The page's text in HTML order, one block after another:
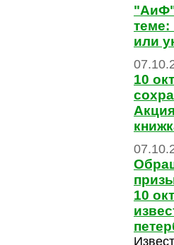
"АиФ"
теме:
или
10
10